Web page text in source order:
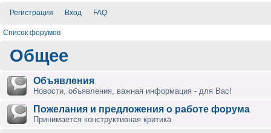
Регистрация Вход FAQ
Список форумов
Общее
Объявления
Новости, объявления, важная информация - для Вас!
Пожелания и предложения о работе форума
Принимается конструктивная критика